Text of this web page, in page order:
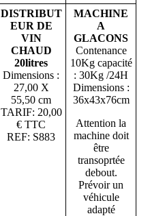
DISTRIBUT
EUR DE
VIN
CHAUD
20litres
Dimensions :
27,00 X
55,50 cm
TARIF: 20,00
€ TTC
REF: S883
MACHINE
A
GLACONS
Contenance
10Kg capacité
: 30Kg /24H
Dimensions :
36x43x76cm
Attention la
machine doit
être
transoprtée
debout.
Prévoir un
véhicule
adapté